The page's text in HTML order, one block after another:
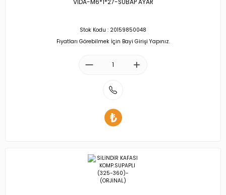
VİDA-M6*1*27-SUBAP AYAR
Stok Kodu : 20159850048
Fiyatları Görebilmek İçin Bayi Girişi Yapınız.